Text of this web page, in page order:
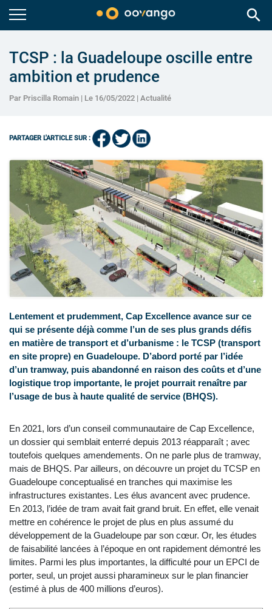
search
TCSP : la Guadeloupe oscille entre
ambition et prudence
Par Priscilla Romain | Le 16/05/2022 | Actualité
PARTAGER L'ARTICLE SUR :
Lentement et prudemment, Cap Excellence avance sur ce
qui se présente déjà comme l’un de ses plus grands défis
en matière de transport et d’urbanisme : le TCSP (transport
en site propre) en Guadeloupe. D’abord porté par l’idée
d’un tramway, puis abandonné en raison des coûts et d’une
logistique trop importante, le projet pourrait renaître par
l’usage de bus à haute qualité de service (BHQS).
En 2021, lors d’un conseil communautaire de Cap Excellence,
un dossier qui semblait enterré depuis 2013 réapparaît ; avec
toutefois quelques amendements. On ne parle plus de tramway,
mais de BHQS. Par ailleurs, on découvre un projet du TCSP en
Guadeloupe conceptualisé en tranches qui maximise les
infrastructures existantes. Les élus avancent avec prudence.
En 2013, l’idée de tram avait fait grand bruit. En effet, elle venait
mettre en cohérence le projet de plus en plus assumé du
développement de la Guadeloupe par son cœur. Or, les études
de faisabilité lancées à l’époque en ont rapidement démontré les
limites. Parmi les plus importantes, la difficulté pour un EPCI de
porter, seul, un projet aussi pharamineux sur le plan financier
(estimé à plus de 400 millions d’euros).